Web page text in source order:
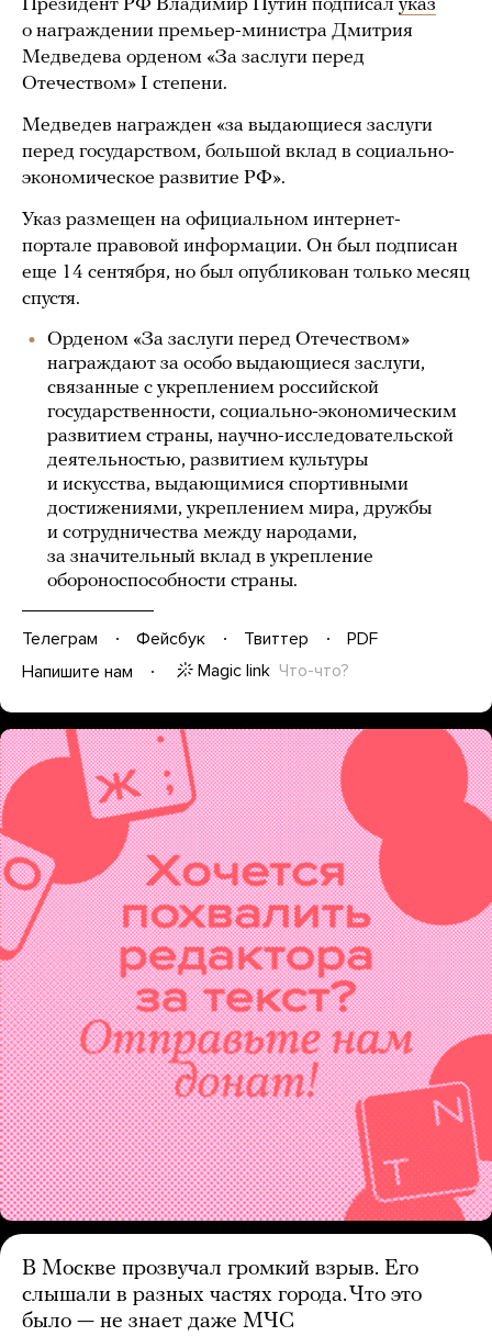
Президент РФ Владимир Путин подписал указ
о награждении премьер-министра Дмитрия
Медведева орденом «За заслуги перед
Отечеством» I степени.
Медведев награжден «за выдающиеся заслуги
перед государством, большой вклад в социально-
экономическое развитие РФ».
Указ размещен на официальном интернет-
портале правовой информации. Он был подписан
еще 14 сентября, но был опубликован только месяц
спустя.
Орденом «За заслуги перед Отечеством»
награждают за особо выдающиеся заслуги,
связанные с укреплением российской
государственности, социально-экономическим
развитием страны, научно-исследовательской
деятельностью, развитием культуры
и искусства, выдающимися спортивными
достижениями, укреплением мира, дружбы
и сотрудничества между народами,
за значительный вклад в укрепление
обороноспособности страны.
Телеграм Фейсбук Твиттер
PDF
Напишите нам
Magic link Что-что?
В Москве прозвучал громкий взрыв. Его
слышали в разных частях города. Что это
было — не знает даже МЧС